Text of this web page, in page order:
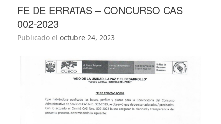
FE DE ERRATAS – CONCURSO CAS
002-2023
Publicado el octubre 24, 2023